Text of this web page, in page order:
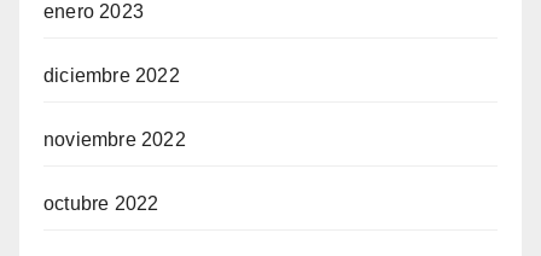
enero 2023
diciembre 2022
noviembre 2022
octubre 2022